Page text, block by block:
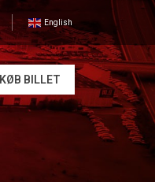
English
KØB BILLET